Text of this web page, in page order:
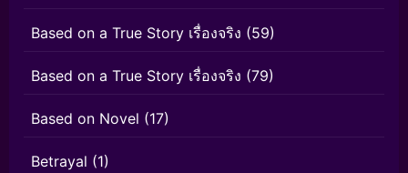
Based on a True Story เรื่องจริง (59)
Based on a True Story เรื่องจริง (79)
Based on Novel (17)
Betrayal (1)